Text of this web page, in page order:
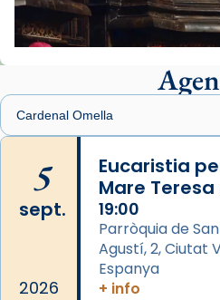
🔗tinyurl.com/cvu5jmbk
📸 J. Merino
de Barcelona.
1 week ago
Aquest dilluns, 27 de
missa d’acció de
comitè organitzador
del Sant Pare Lleó XIV a
5
sept.
2026
Eucaristia
Mare
19:00
Parròquia de
Agustí, 2, Ciutat
Espanya
+ info